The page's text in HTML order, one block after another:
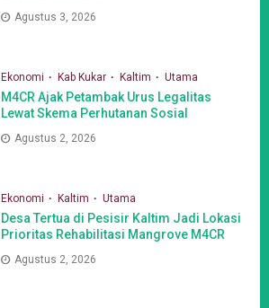
Agustus 3, 2026
Ekonomi Kab Kukar Kaltim Utama
M4CR Ajak Petambak Urus Legalitas
Lewat Skema Perhutanan Sosial
Agustus 2, 2026
Ekonomi Kaltim Utama
Desa Tertua di Pesisir Kaltim Jadi Lokasi
Prioritas Rehabilitasi Mangrove M4CR
Agustus 2, 2026